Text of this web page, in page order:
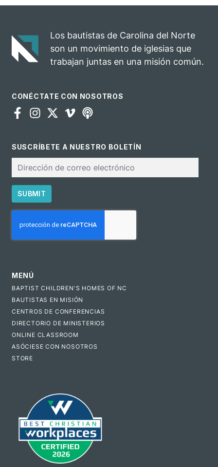
celebra el
rodeo anual en
para el
ministerio
Los bautistas de Carolina del Norte
son un movimiento de iglesias que
trabajan juntas en una misión común.
CONÉCTATE CON NOSOTROS
SUSCRÍBETE A NUESTRO BOLETÍN
electrónico
SUBMIT
MENÚ
BAPTIST CHILDREN'S HOMES OF NC
BAUTISTAS EN MISIÓN
CENTROS DE CONFERENCIAS
DIRECTORIO DE MINISTERIOS
ONLINE CLASSROOM
ASÓCIESE CON NOSOTROS
STORE